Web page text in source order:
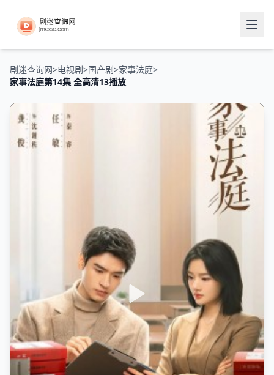
剧迷查询网>电视剧>国产剧>家事法庭>
家事法庭第14集 全高清13播放